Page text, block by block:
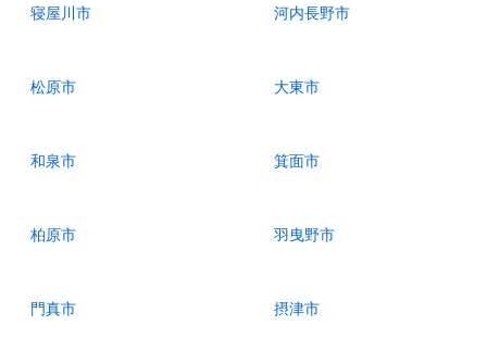
寝屋川市 河内長野市
松原市 大東市
和泉市 箕面市
柏原市 羽曳野市
門真市 摂津市